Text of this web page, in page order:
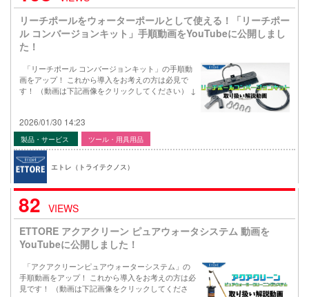
リーチポールをウォーターポールとして使える！「リーチポー
ル コンバージョンキット」手順動画をYouTubeに公開しまし
た！
「リーチポール コンバージョンキット」の手順動
画をアップ！ これから導入をお考えの方は必見で
す！ （動画は下記画像をクリックしてください） ↓
2026/01/30 14:23
製品・サービス ツール・用具用品
エトレ（トライテクノス）
82 VIEWS
ETTORE アクアクリーン ピュアウォータシステム 動画を
YouTubeに公開しました！
「アクアクリーンピュアウォーターシステム」の
手順動画をアップ！ これから導入をお考えの方は必
見です！ （動画は下記画像をクリックしてくださ